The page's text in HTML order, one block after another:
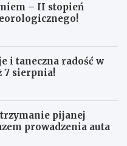
– II stopień
i taneczna radość w
7 sierpnia!
pijanej
prowadzenia auta